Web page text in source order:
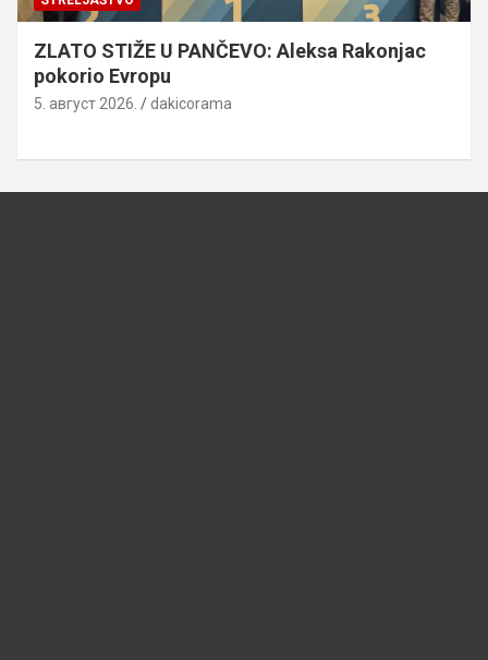
ZLATO STIŽE U PANČEVO: Aleksa Rakonjac
pokorio Evropu
5. август 2026. dakicorama